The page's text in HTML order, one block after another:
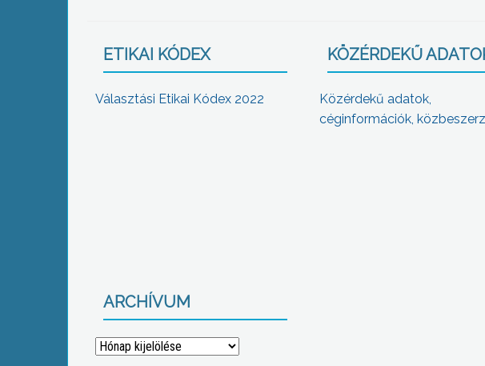
ETIKAI KÓDEX
Választási Etikai Kódex 2022
KÖZÉRDEKŰ
Közérdekű adatok,
céginformációk,
ARCHÍVUM
Archívum